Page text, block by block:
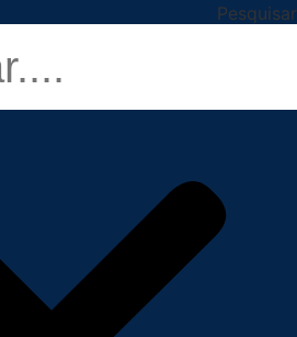
Pesquisar